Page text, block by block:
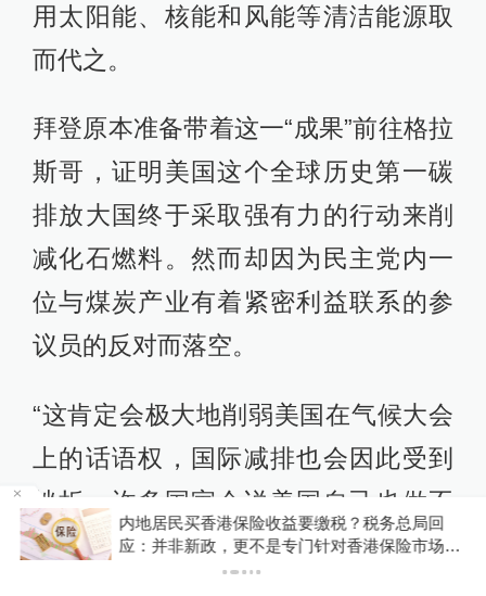
用太阳能、核能和风能等清洁能源取
而代之。
拜登原本准备带着这一“成果”前往格拉
斯哥，证明美国这个全球历史第一碳
排放大国终于采取强有力的行动来削
减化石燃料。然而却因为民主党内一
位与煤炭产业有着紧密利益联系的参
议员的反对而落空。
“这肯定会极大地削弱美国在气候大会
上的话语权，国际减排也会因此受到
挫折。许多国家会说美国自己也做不
了什么，凭什么要求大家做呢？”李硕
内地居民买香港保险收益要缴税？税务总局回
应：并非新政，更不是专门针对香港保险市场，